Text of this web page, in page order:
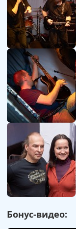
Бонус-видео: